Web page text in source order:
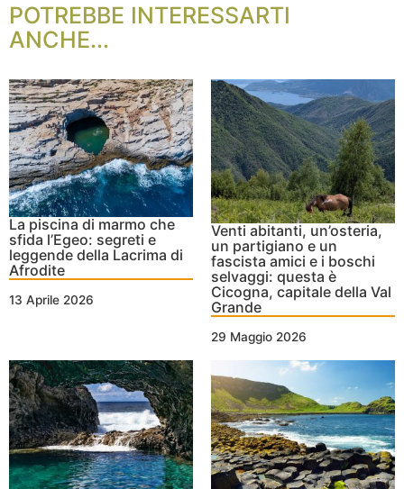
POTREBBE INTERESSARTI
ANCHE...
La piscina di marmo che
sfida l’Egeo: segreti e
leggende della Lacrima di
Afrodite
13 Aprile 2026
Venti abitanti, un’osteria,
un partigiano e un
fascista amici e i boschi
selvaggi: questa è
Cicogna, capitale della Val
Grande
29 Maggio 2026